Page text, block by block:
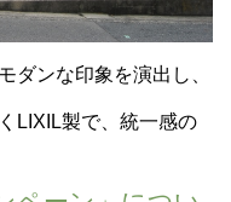
ダンな印象を演出し、
LIXIL製で、統一感の